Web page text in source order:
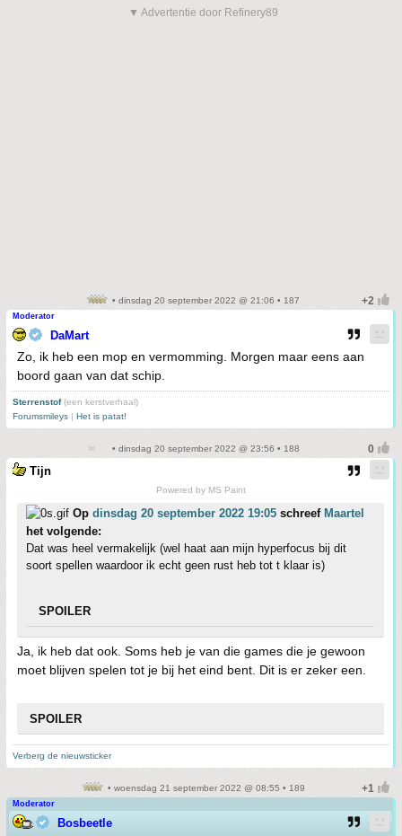
▼ Advertentie door Refinery89
• dinsdag 20 september 2022 @ 21:06 • 187
Moderator
DaMart
Zo, ik heb een mop en vermomming. Morgen maar eens aan
boord gaan van dat schip.
Sterrenstof(een kerstverhaal)
Forumsmileys | Het is patat!
• dinsdag 20 september 2022 @ 23:56 • 188
Tijn
Powered by MS Paint
Op dinsdag 20 september 2022 19:05 schreef Maartel
het volgende:
Dat was heel vermakelijk (wel haat aan mijn hyperfocus bij dit
soort spellen waardoor ik echt geen rust heb tot t klaar is)
SPOILER
Ja, ik heb dat ook. Soms heb je van die games die je gewoon
moet blijven spelen tot je bij het eind bent. Dit is er zeker een.
SPOILER
Verberg de nieuwsticker
• woensdag 21 september 2022 @ 08:55 • 189
Moderator
Bosbeetle